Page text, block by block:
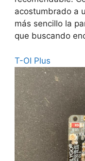
acostumbrado a
más sencillo la
que buscando
T-OI Plus